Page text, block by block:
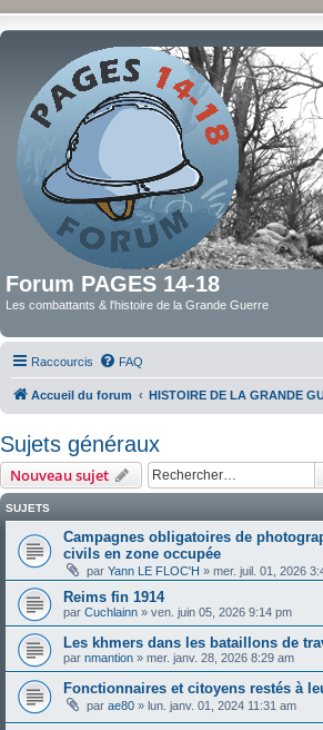
Forum PAGES 14-18
Les combattants & l'histoire de la Grande Guerre
Raccourcis FAQ
Accueil du forum HISTOIRE DE LA GRANDE
Sujets généraux
Nouveau sujet
SUJETS
Campagnes obligatoires de
civils en zone occupée
par Yann LE FLOC'H » mer. juil. 01, 2026
Reims fin 1914
par Cuchlainn » ven. juin 05, 2026 9:14 pm
Les khmers dans les bataillons de
par nmantion » mer. janv. 28, 2026 8:29 am
Fonctionnaires et citoyens restés à
par ae80 » lun. janv. 01, 2024 11:31 am